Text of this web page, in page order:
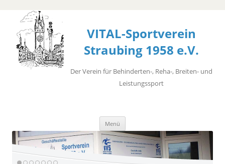
VITAL-Sportverein
Straubing 1958 e.V.
Der Verein für Behinderten-, Reha-, Breiten- und
Leistungssport
Menü
springen